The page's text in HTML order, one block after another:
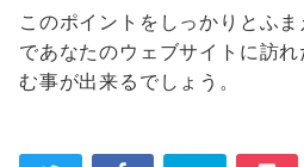
このポイントをしっかりとふ
であなたのウェブサイトに訪
む事が出来るでしょう。